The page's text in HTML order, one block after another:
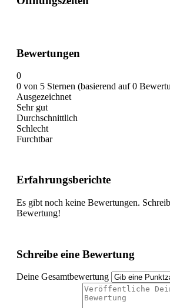
Bewertungen
0
0 von 5 Sternen (basierend auf 0
Ausgezeichnet
Sehr gut
Durchschnittlich
Schlecht
Furchtbar
Erfahrungsberichte
Es gibt noch keine Bewertungen.
Bewertung!
Schreibe eine Bewertung
Deine Gesamtbewertung